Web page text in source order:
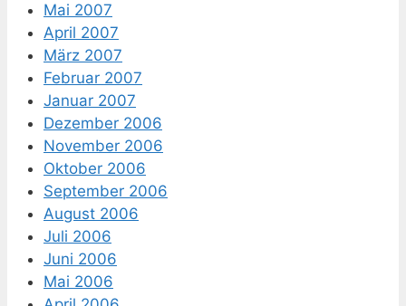
Mai 2007
April 2007
März 2007
Februar 2007
Januar 2007
Dezember 2006
November 2006
Oktober 2006
September 2006
August 2006
Juli 2006
Juni 2006
Mai 2006